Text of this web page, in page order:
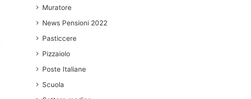
Muratore
News Pensioni 2022
Pasticcere
Pizzaiolo
Poste Italiane
Scuola